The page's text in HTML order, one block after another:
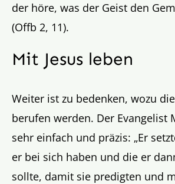
der höre, was der Geist den
(Offb 2, 11).
Mit Jesus leben
Weiter ist zu bedenken, wozu
berufen werden. Der Evangelist
sehr einfach und präzis: „Er
er bei sich haben und die er
sollte, damit sie predigten und